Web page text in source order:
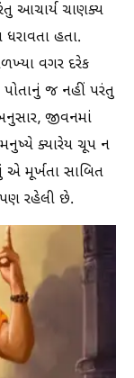
આચાર્ય ચાણક્ય
હતા.
વગર દરેક
પોતાનું જ નહીં પરંતુ
જીવનમાં
ક્યારેય ચૂપ ન
મૂર્ખતા સાબિત
રહેલી છે.